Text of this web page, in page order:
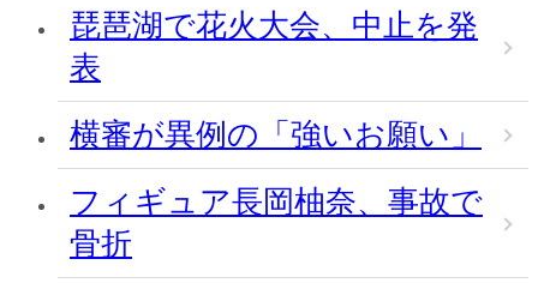
琵琶湖で花火大会、中止を発
表
横審が異例の「強いお願い」
フィギュア長岡柚奈、事故で
骨折